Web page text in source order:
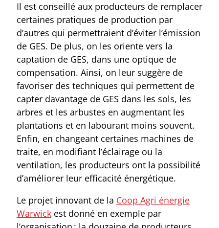
Il est conseillé aux producteurs de remplacer
certaines pratiques de production par
d’autres qui permettraient d’éviter l’émission
de GES. De plus, on les oriente vers la
captation de GES, dans une optique de
compensation. Ainsi, on leur suggère de
favoriser des techniques qui permettent de
capter davantage de GES dans les sols, les
arbres et les arbustes en augmentant les
plantations et en labourant moins souvent.
Enfin, en changeant certaines machines de
traite, en modifiant l’éclairage ou la
ventilation, les producteurs ont la possibilité
d’améliorer leur efficacité énergétique.
Le projet innovant de la Coop Agri énergie
Warwickest donné en exemple par